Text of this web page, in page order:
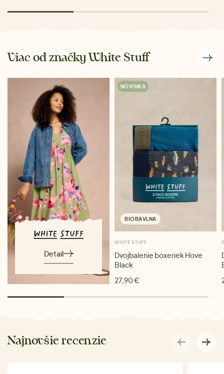
Viac od značky White Stuff
Detail
NOVINKA
BIOBAVLNA
WHITE STUFF
Dvojbalenie boxeriek Hove
Black
27,90 €
Najnovšie recenzie